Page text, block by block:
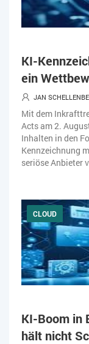
KI-
ein
JAN
Mit dem
Acts am 2.
Inhalten in den
Kennzeichnung
seriöse Anbieter
CLOUD
KI-Boom in
hält nicht